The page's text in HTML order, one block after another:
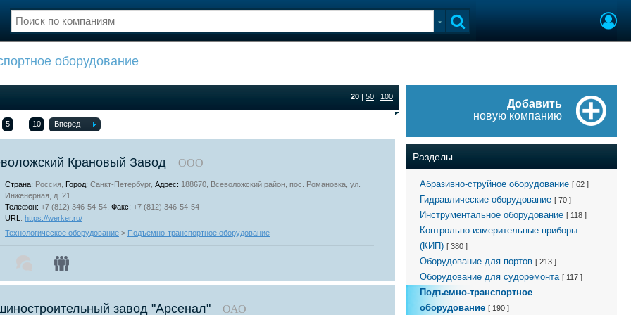
Флот
оборудование
20 | 50 | 100
5 ... 10 Вперед
Крановый Завод ООО
Страна: Россия, Город: Санкт-Петербург, Адрес: 188670, Всеволожский район, пос. Романовка, ул.
Инженерная, д. 21
Телефон: +7 (812) 346-54-54, Факс: +7 (812) 346-54-54
URL : https://werker.ru/
Технологическое оборудование > Подъемно-транспортное оборудование
завод "Арсенал" ОАО
Добавить
новую компанию
Разделы
Абразивно-струйное оборудование [ 62 ]
Гидравлические оборудование [ 70 ]
Инструментальное оборудование [ 118 ]
Контрольно-измерительные приборы
(КИП) [ 380 ]
Оборудование для портов [ 213 ]
Оборудование для судоремонта [ 117 ]
Подъемно-транспортное
оборудование [ 190 ]